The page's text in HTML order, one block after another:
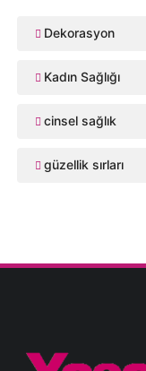
Dekorasyon
Kadın Sağlığı
cinsel sağlık
güzellik sırları